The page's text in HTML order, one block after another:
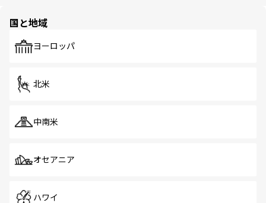
で、ホーカーズは地元の風情を楽しめる外せないスポット
国と地域
ヨーロッパ
北米
中南米
オセアニア
ハワイ